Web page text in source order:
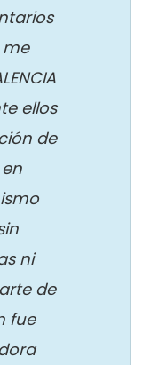
ellos
de
ni
de
fue